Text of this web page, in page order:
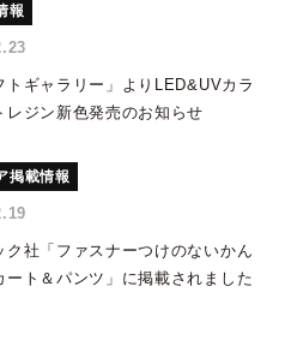
報
トギャラリー」よりLED&UVカラ
レジン新色発売のお知らせ
掲載情報
ク社「ファスナーつけのないかん
ート＆パンツ」に掲載されました